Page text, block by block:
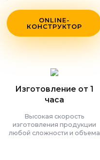
ONLINE-
КОНСТРУКТОР
Изготовление от 1
часа
Высокая скорость
изготовления продукции
любой сложности и объема